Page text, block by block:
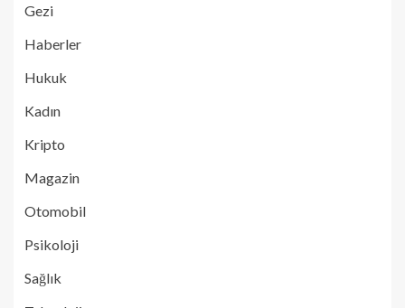
Gezi
Haberler
Hukuk
Kadın
Kripto
Magazin
Otomobil
Psikoloji
Sağlık